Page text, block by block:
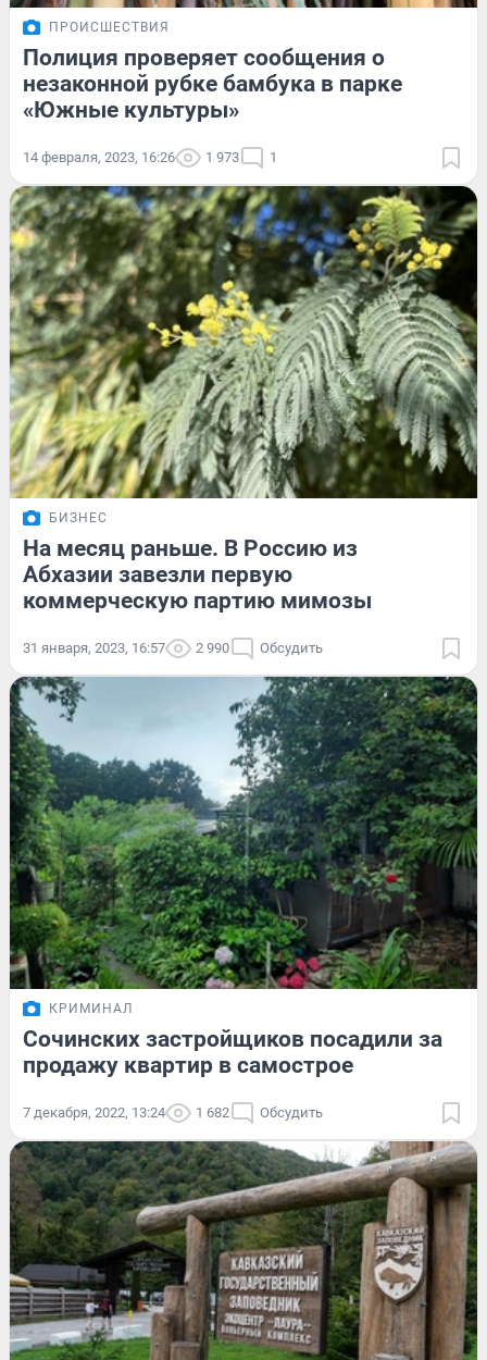
ПРОИСШЕСТВИЯ
Полиция проверяет сообщения о
незаконной рубке бамбука в парке
«Южные культуры»
14 февраля, 2023, 16:26 1 973 1
БИЗНЕС
На месяц раньше. В Россию из
Абхазии завезли первую
коммерческую партию мимозы
31 января, 2023, 16:57 2 990 Обсудить
КРИМИНАЛ
Сочинских застройщиков посадили за
продажу квартир в самострое
7 декабря, 2022, 13:24 1 682 Обсудить